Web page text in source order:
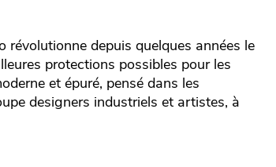
depuis quelques années le
protections possibles pour les
et épuré, pensé dans les
designers industriels et artistes, à